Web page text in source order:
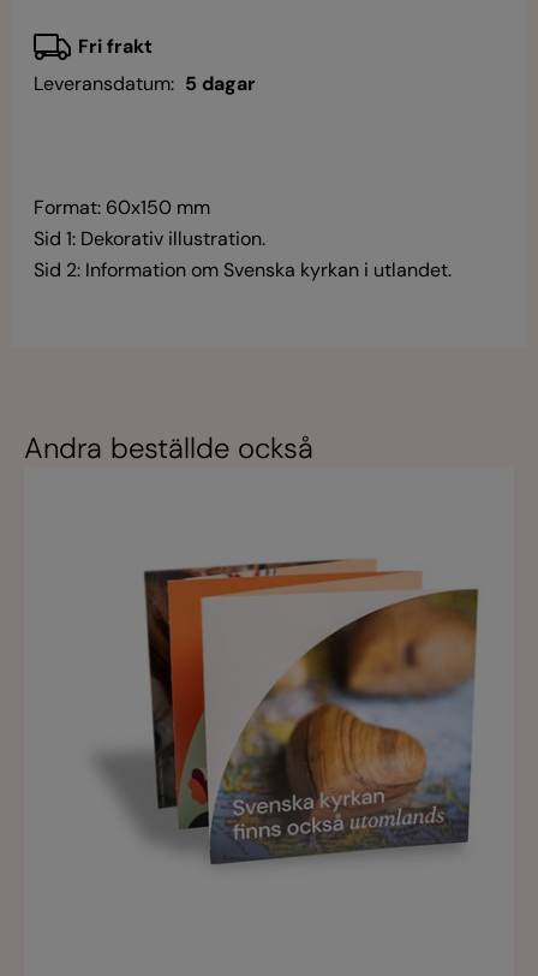
Fri frakt
Leveransdatum: 5 dagar
Format: 60x150 mm
Sid 1: Dekorativ illustration.
Sid 2: Information om Svenska kyrkan i utlandet.
Andra beställde också